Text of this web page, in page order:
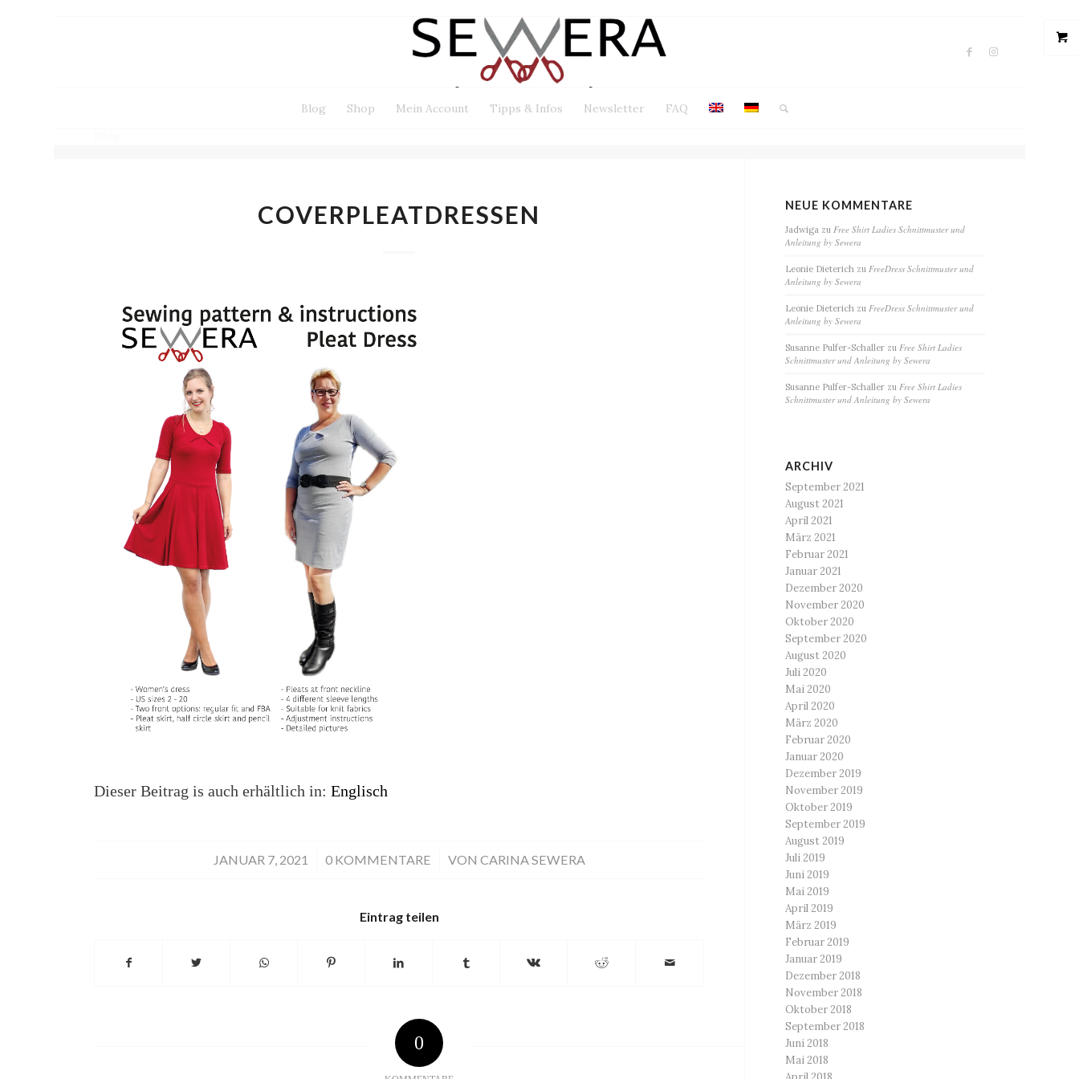
Blog Shop Mein Account Tipps & Infos Newsletter FAQ
COVERPLEATDRESSEN
Dieser Beitrag is auch erhältlich in:Englisch
JANUAR 7, 2021
/ 0 KOMMENTARE
/ VONCARINA SEWERA
Eintrag teilen
0
NEUE KOMMENTARE
Jadwiga zuFree Shirt Ladies Schnittmuster und
Anleitung by Sewera
Leonie Dieterich zuFreeDress Schnittmuster und
Anleitung by Sewera
Leonie Dieterich zuFreeDress Schnittmuster und
Anleitung by Sewera
Susanne Pulfer-Schaller zuFree Shirt Ladies
Schnittmuster und Anleitung by Sewera
Susanne Pulfer-Schaller zuFree Shirt Ladies
Schnittmuster und Anleitung by Sewera
ARCHIV
September 2021
August 2021
April 2021
März 2021
Februar 2021
Januar 2021
Dezember 2020
November 2020
Oktober 2020
September 2020
August 2020
Juli 2020
Mai 2020
April 2020
März 2020
Februar 2020
Januar 2020
Dezember 2019
November 2019
Oktober 2019
September 2019
August 2019
Juli 2019
Juni 2019
Mai 2019
April 2019
März 2019
Februar 2019
Januar 2019
Dezember 2018
November 2018
Oktober 2018
September 2018
Juni 2018
Mai 2018